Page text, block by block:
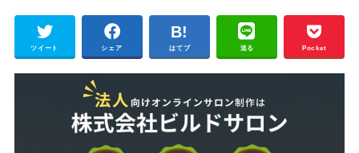
ツイート シェア はてブ 送る Pocket